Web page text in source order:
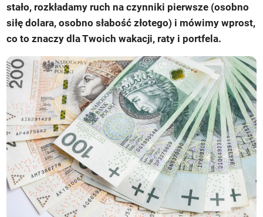
stało, rozkładamy ruch na czynniki pierwsze (osobno
siłę dolara, osobno słabość złotego) i mówimy wprost,
co to znaczy dla Twoich wakacji, raty i portfela.